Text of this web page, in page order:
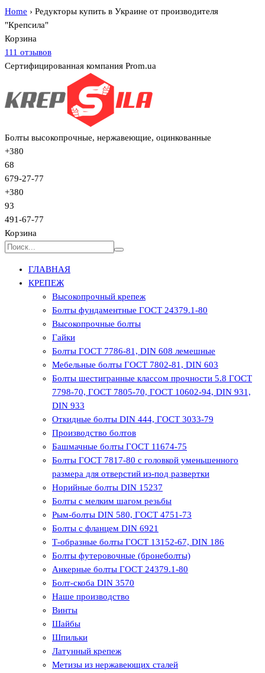
Home › Редукторы купить в Украине от производителя
"Крепсила"
Корзина
111 отзывов
Сертифицированная компания Prom.ua
Болты высокопрочные, нержавеющие, оцинкованные
+380
68
679-27-77
+380
93
491-67-77
Корзина
ГЛАВНАЯ
КРЕПЕЖ
Высокопрочный крепеж
Болты фундаментные ГОСТ 24379.1-80
Высокопрочные болты
Гайки
Болты ГОСТ 7786-81, DIN 608 лемешные
Мебельные болты ГОСТ 7802-81, DIN 603
Болты шестигранные классом прочности 5.8 ГОСТ
7798-70, ГОСТ 7805-70, ГОСТ 10602-94, DIN 931,
DIN 933
Откидные болты DIN 444, ГОСТ 3033-79
Производство болтов
Башмачные болты ГОСТ 11674-75
Болты ГОСТ 7817-80 с головкой уменьшенного
размера для отверстий из-под развертки
Норийные болты DIN 15237
Болты с мелким шагом резьбы
Рым-болты DIN 580, ГОСТ 4751-73
Болты с фланцем DIN 6921
Т-образные болты ГОСТ 13152-67, DIN 186
Болты футеровочные (бронеболты)
Анкерные болты ГОСТ 24379.1-80
Болт-скоба DIN 3570
Наше производство
Винты
Шайбы
Шпильки
Латунный крепеж
Метизы из нержавеющих сталей